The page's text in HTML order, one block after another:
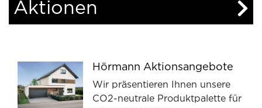
Aktionen
Hörmann Aktionsangebote
Wir präsentieren Ihnen unsere
CO2-neutrale Produktpalette für